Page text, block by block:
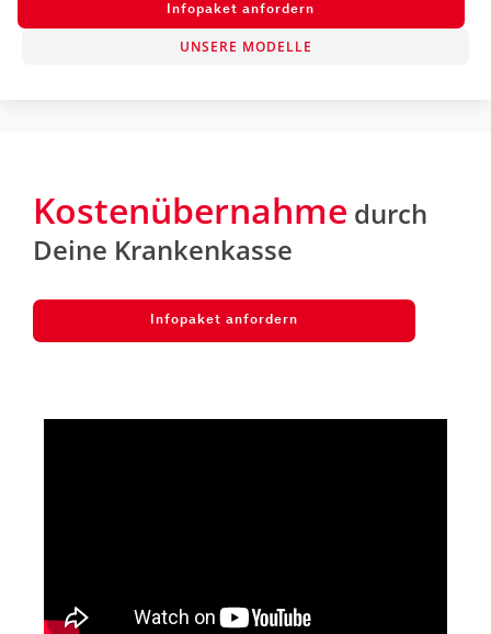
Infopaket anfordern
UNSERE MODELLE
Kostenübernahme durch
Deine Krankenkasse
Infopaket anfordern